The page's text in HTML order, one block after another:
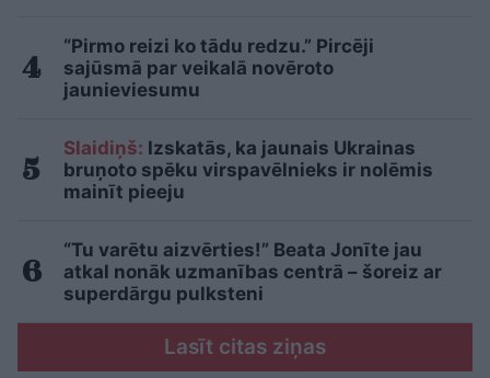
“Pirmo reizi ko tādu redzu.” Pircēji
sajūsmā par veikalā novēroto
jaunieviesumu
Slaidiņš: Izskatās, ka jaunais Ukrainas
bruņoto spēku virspavēlnieks ir nolēmis
mainīt pieeju
“Tu varētu aizvērties!” Beata Jonīte jau
atkal nonāk uzmanības centrā – šoreiz ar
superdārgu pulksteni
Lasīt citas ziņas